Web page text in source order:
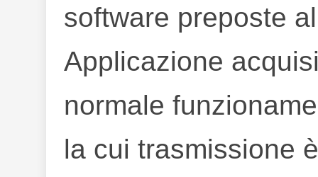
software preposte
Applicazione
normale
la cui trasmissione